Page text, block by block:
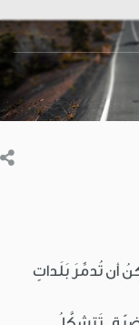
أن تُدمِّرَ بَلَداتٍ